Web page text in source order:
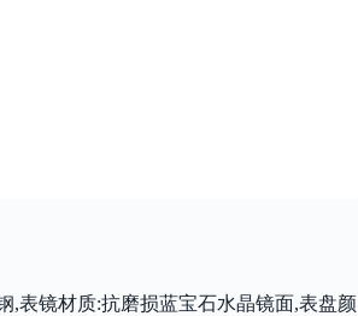
,表镜材质:抗磨损蓝宝石水晶镜面,表盘颜